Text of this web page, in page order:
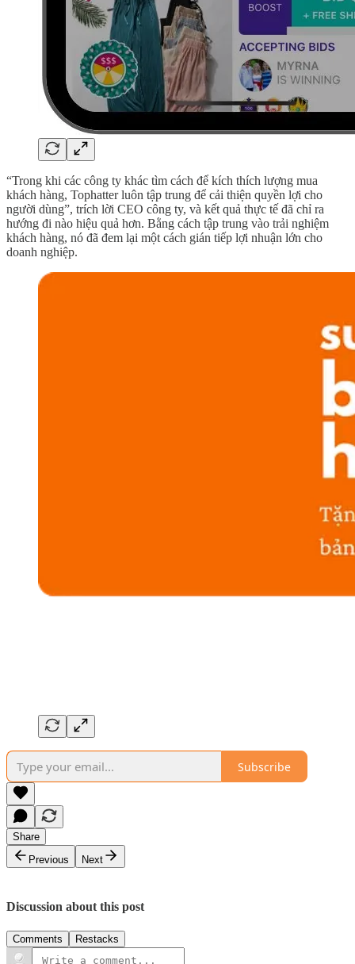
“Trong khi các công ty khác tìm cách để kích thích lượng mua
khách hàng, Tophatter luôn tập trung để cải thiện quyền lợi cho
người dùng”, trích lời CEO công ty, và kết quả thực tế đã chỉ ra
hướng đi nào hiệu quả hơn. Bằng cách tập trung vào trải nghiệm
khách hàng, nó đã đem lại một cách gián tiếp lợi nhuận lớn cho
doanh nghiệp.
Subscribe
Share
Previous
Next
Discussion about this post
Comments Restacks